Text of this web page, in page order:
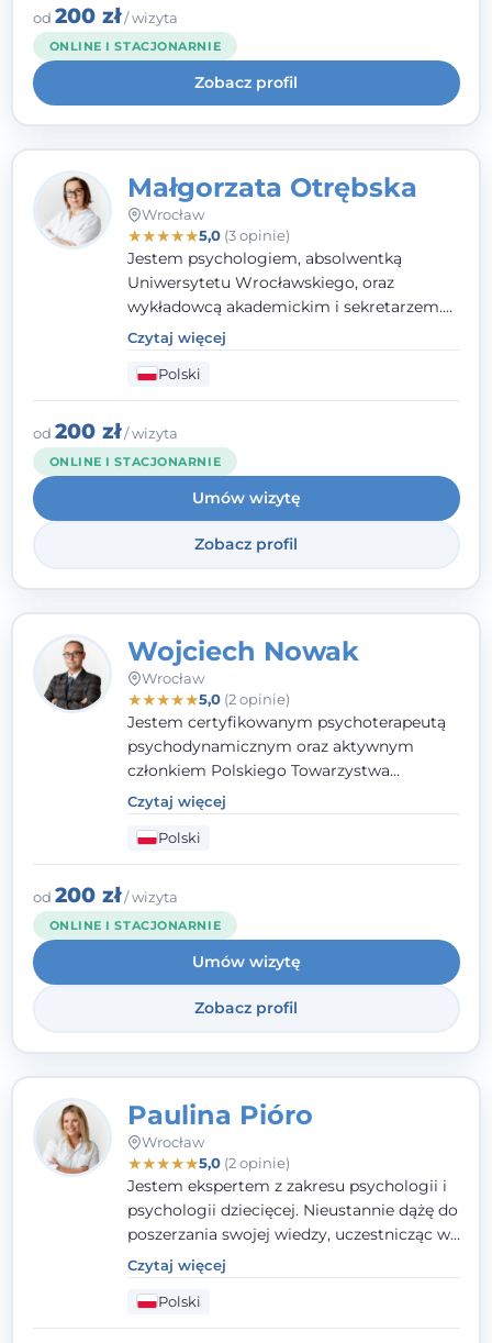
klinicznej na SWPS we Wrocławiu. W pracy
kieruję się empatią, etyką zawodową i
uważnością na potrzeby klienta.
od 200 zł/ wizyta
ONLINE I STACJONARNIE
Zobacz profil
Małgorzata Otrębska
Wrocław
★★★★★5,0(3 opinie)
Jestem psychologiem, absolwentką
Uniwersytetu Wrocławskiego, oraz
wykładowcą akademickim i sekretarzem.
Dodatkowo mam kwalifikacje mediatora,
specjalizując się w sprawach rodzinnych,
cywilnych oraz karnych.
Czytaj więcej
Polski
od 200 zł/ wizyta
ONLINE I STACJONARNIE
Umów wizytę
Zobacz profil
Wojciech Nowak
Wrocław
★★★★★5,0(2 opinie)
Jestem certyfikowanym psychoterapeutą
psychodynamicznym oraz aktywnym
członkiem Polskiego Towarzystwa
Psychoterapii Psychodynamicznej
mojej pracy zawodowej kładę duży nacisk
na uważne słuchanie Pacjenta. Interesuje
mnie szczególnie psychoterapia zaburzeń
osobowości, zaburzeń nerwicowych i
lękowych, a także zagadnienia związane z
małżeństwem i rodziną, w tym problemy w
relacjach rodzinnych. Nie specjalizuję się w
uzależnieniach.
Czytaj więcej
Polski
od 200 zł/ wizyta
ONLINE I STACJONARNIE
Umów wizytę
Zobacz profil
Paulina Pióro
Wrocław
★★★★★5,0(2 opinie)
Jestem ekspertem z zakresu psychologii i
psychologii dziecięcej. Nieustannie dążę do
poszerzania swojej wiedzy, uczestnicząc w
różnorodnych szkoleniach. Pracując z
dziećmi, młodzieżą i młodymi dorosłymi
niezwykle ważne jest dla mnie poczucie
bezpieczeństwa, zrozumienia oraz wolności
Czytaj więcej
Polski